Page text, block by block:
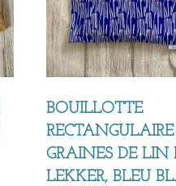
BOUILLOTTE
GRAINES DE LIN
LEKKER, BLEU